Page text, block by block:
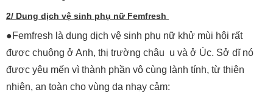
2/ Dung dịch vệ sinh phụ nữ Femfresh
●Femfresh là dung dịch vệ sinh phụ nữ khử mùi hôi rất
được chuộng ở Anh, thị trường châu u và ở Úc. Sở dĩ nó
được yêu mến vì thành phần vô cùng lành tính, từ thiên
nhiên, an toàn cho vùng da nhạy cảm: